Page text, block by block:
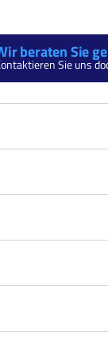
beraten Sie
Sie uns